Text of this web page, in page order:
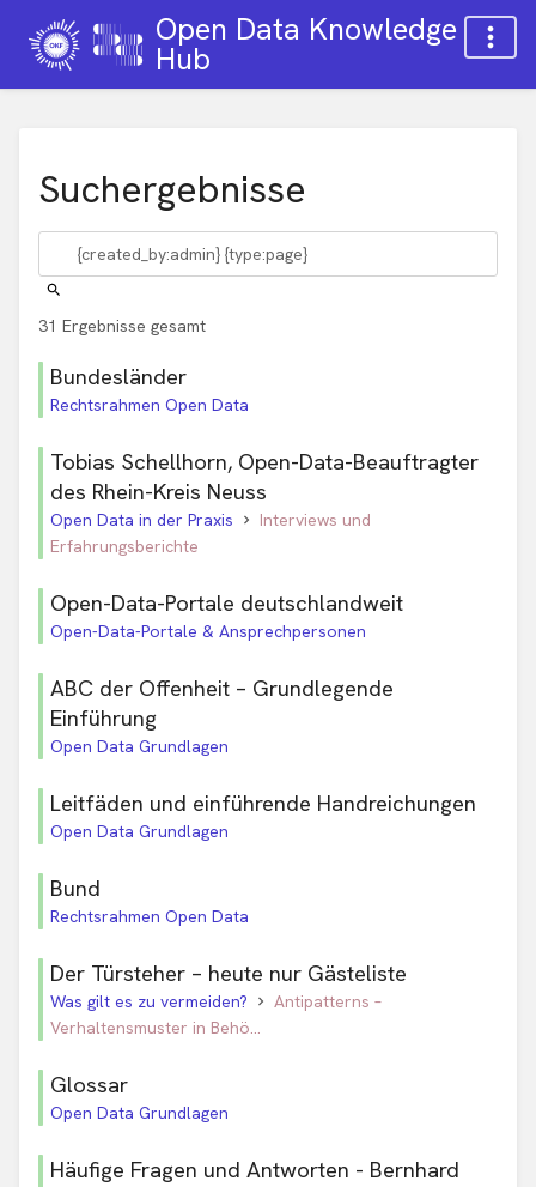
Open Data Knowledge
Hub
Suchergebnisse
31 Ergebnisse gesamt
Bundesländer
Rechtsrahmen Open Data
Tobias Schellhorn, Open-Data-Beauftragter
des Rhein-Kreis Neuss
Open Data in der Praxis
Interviews und
Erfahrungsberichte
Open-Data-Portale deutschlandweit
Open-Data-Portale & Ansprechpersonen
ABC der Offenheit – Grundlegende
Einführung
Open Data Grundlagen
Leitfäden und einführende Handreichungen
Open Data Grundlagen
Bund
Rechtsrahmen Open Data
Der Türsteher – heute nur Gästeliste
Was gilt es zu vermeiden?
Antipatterns –
Verhaltensmuster in Behö...
Glossar
Open Data Grundlagen
Häufige Fragen und Antworten - Bernhard